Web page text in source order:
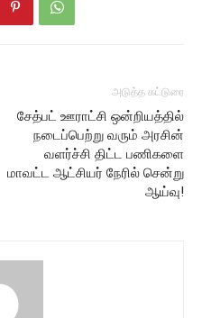
அடுத்த கட்டுரை
சேத்பட் ஊராட்சி ஒன்றியத்தில்
நடைப்பெற்று வரும் அரசின்
வளர்ச்சி திட்ட பணிகளை
மாவட்ட ஆட்சியர் நேரில் சென்று
ஆய்வு!